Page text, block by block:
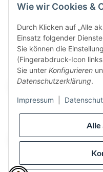
Alle
Wie wir Cookies &
Durch Klicken auf „Alle
Einsatz folgender
Sie können die
(Fingerabdruck-Icon
Sie unter Konfigurieren
Datenschutzerklärung.
Impressum
Sicher bezahlen via:
Wir versenden via: